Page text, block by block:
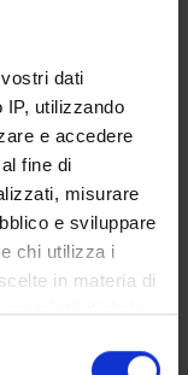
dati
IP, utilizzando
e accedere
fine di
misurare
e sviluppare
chi utilizza i
in materia di
digitale
in qualsiasi